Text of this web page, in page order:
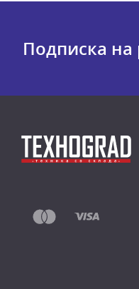
Подписка на